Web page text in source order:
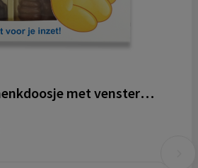
9 vaks geschenkdoosje met venster sleeve